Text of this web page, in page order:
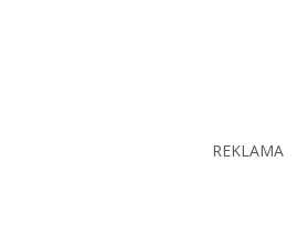
REKLAMA